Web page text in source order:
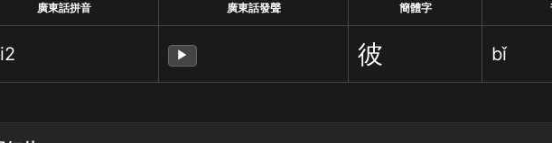
廣東話拼音 廣東話發聲 簡體字
▶ 彼 bǐ